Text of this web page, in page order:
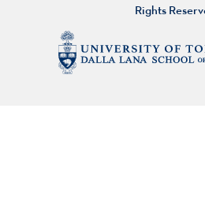
Rights